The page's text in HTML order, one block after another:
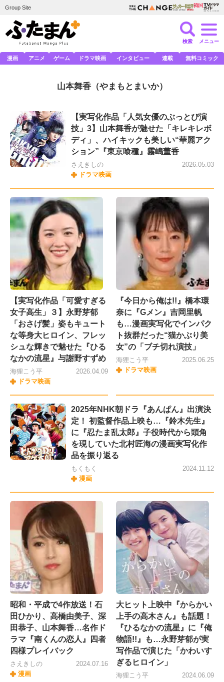
Group Site
検索 メニュー
漫画 アニメ ゲーム ドラマ映画 インタビュー 連載 無料コミック
山本舞香（やまもとまいか）
【実写化作品「人気女優のぶっとび演
技」3】山本舞香が魅せた「キレキレボ
ディ」、ハイキックも美しい“華麗アク
ション”『東京喰種』霧嶋董香
さえきしの
ドラマ映画
2026.05.03
【実写化作品「可愛すぎる
女子高生」３】永野芽郁
「おさげ髪」姿もキュート
な等身大ヒロイン、フレッ
シュな輝きで魅せた『ひる
なかの流星』与謝野すずめ
海狸こう平
ドラマ映画
2026.04.09
『今日から俺は!!』橋本環
奈に『Gメン』吉岡里帆
も…漫画実写化でインパク
ト抜群だった“猫かぶり美
女”の「ブチ切れ演技」
海狸こう平
ドラマ映画
2025.06.25
2025年NHK朝ドラ『あんぱん』出演決
定！ 初監督作品上映も…『鈴木先生』
に『忍たま乱太郎』子役時代から頭角
を現していた北村匠海の漫画実写化作
品を振り返る
もくもく
漫画
2024.11.12
昭和・平成で4作放送！石
田ひかり、高橋由美子、深
田恭子、山本舞香…名作ド
ラマ『南くんの恋人』四者
四様プレイバック
さえきしの
漫画
2024.07.16
大ヒット上映中『からかい
上手の高木さん』も話題！
『ひるなかの流星』に『俺
物語!!』も…永野芽郁が実
写作品で演じた「かわいす
ぎるヒロイン」
海狸こう平
2024.06.09